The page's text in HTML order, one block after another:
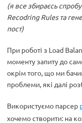
(я все збираєсь
Recodring Rules та
пост)
При роботі з Load
моменту запиту до
окрім того, що ми
проблеми, які далі
Використуємо парсер
хочемо створити: на